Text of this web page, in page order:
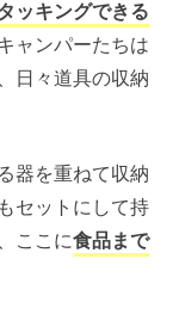
ッキングできる
ャンパーたちは
日々道具の収納
器を重ねて収納
セットにして持
ここに食品まで